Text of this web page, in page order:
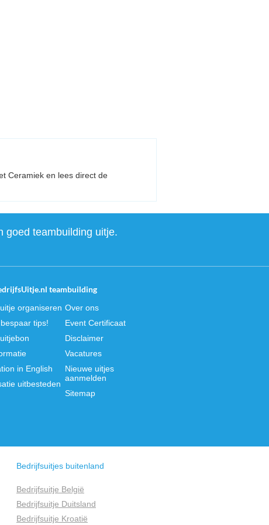
Ceramiek en lees direct de
goed teambuilding uitje.
teambuilding
organiseren
tips!
in English
uitbesteden
Over ons
Event Certificaat
Disclaimer
Vacatures
Nieuwe uitjes
aanmelden
Sitemap
Bedrijfsuitjes buitenland
Bedrijfsuitje België
Bedrijfsuitje Duitsland
Bedrijfsuitje Kroatië